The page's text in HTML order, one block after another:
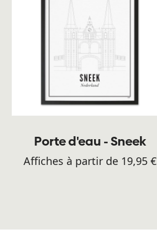
Porte d'eau - Sneek
Affiches à partir de 19,95 €